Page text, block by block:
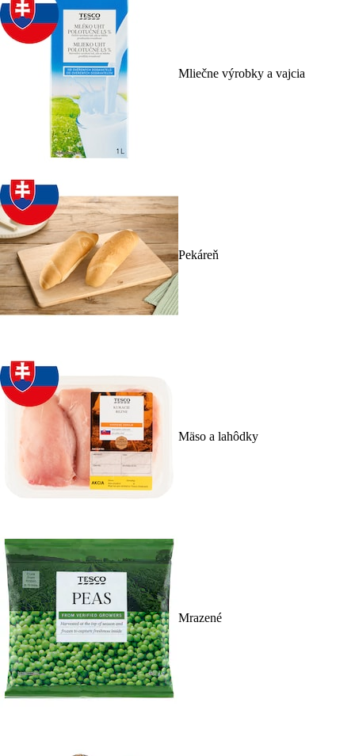
Mliečne výrobky a vajcia
Pekáreň
Mäso a lahôdky
Mrazené